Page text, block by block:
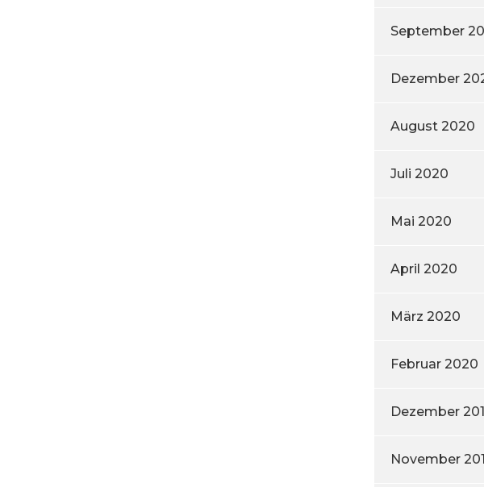
September
Dezember
August 2020
Juli 2020
Mai 2020
April 2020
März 2020
Februar 2020
Dezember
November